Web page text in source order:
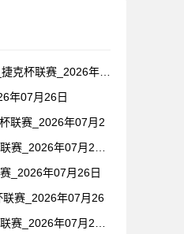
年07月26日
联赛_2026年07月2
_2026年07月26日
联赛_2026年07月26